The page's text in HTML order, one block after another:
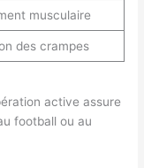
musculaire
des crampes
active assure
football ou au